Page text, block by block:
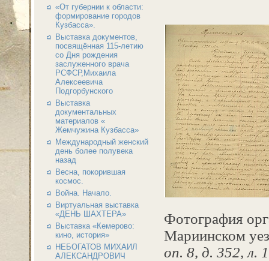
«От губернии к области:
формирование городов
Кузбасса».
Выставка документов,
посвящённая 115-летию
со Дня рождения
заслуженного врача
РСФСР,Михаила
Алексеевича
Подгорбунского
Выставка
документальных
материалов «
Жемчужина Кузбасса»
Международный женский
день более полувека
назад
Весна, покорившая
космос.
Война. Начало.
Виртуальная выставка
«ДЕНЬ ШАХТЕРА»
Выставка «Кемерово:
кино, история»
НЕБОГАТОВ МИХАИЛ
АЛЕКСАНДРОВИЧ
Фотография
Мариинском
оп. 8, д. 352, л.